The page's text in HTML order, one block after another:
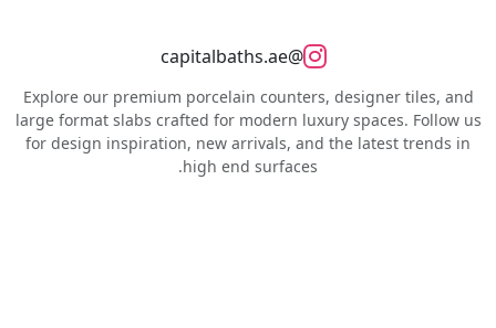
@capitalbaths.ae
Explore our premium porcelain counters, designer tiles, and
large format slabs crafted for modern luxury spaces. Follow us
for design inspiration, new arrivals, and the latest trends in
high end surfaces.